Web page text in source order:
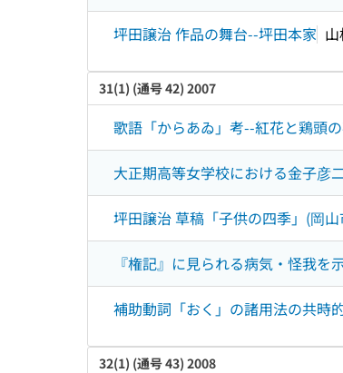
坪田譲治 作品の舞台--坪田本家
31(1) (通号 42) 2007
歌語「からあゐ」考--紅花と鶏頭
大正期高等女学校における金子彦
坪田譲治 草稿「子供の四季」(岡
『権記』に見られる病気・怪我を
補助動詞「おく」の諸用法の共時
32(1) (通号 43) 2008